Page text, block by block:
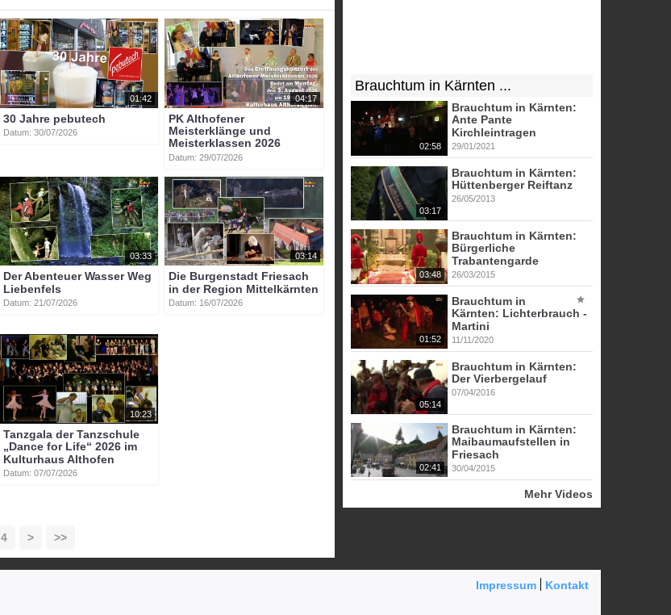
01:42
30 Jahre pebutech
Datum: 30/07/2026
04:17
PK Althofener
Meisterklänge und
Meisterklassen 2026
Datum: 29/07/2026
03:33
Der Abenteuer Wasser Weg
Liebenfels
Datum: 21/07/2026
03:14
Die Burgenstadt Friesach
in der Region Mittelkärnten
Datum: 16/07/2026
10:23
Tanzgala der Tanzschule
„Dance for Life“ 2026 im
Kulturhaus Althofen
Datum: 07/07/2026
4 > >>
Brauchtum in Kärnten ...
02:58
Brauchtum in Kärnten:
Ante Pante
Kirchleintragen
29/01/2021
03:17
Brauchtum in Kärnten:
Hüttenberger Reiftanz
26/05/2013
03:48
Brauchtum in Kärnten:
Bürgerliche
Trabantengarde
26/03/2015
01:52
Brauchtum in
Kärnten: Lichterbrauch -
Martini
11/11/2020
05:14
Brauchtum in Kärnten:
Der Vierbergelauf
07/04/2016
02:41
Brauchtum in Kärnten:
Maibaumaufstellen in
Friesach
30/04/2015
Mehr Videos
Impressum
Kontakt